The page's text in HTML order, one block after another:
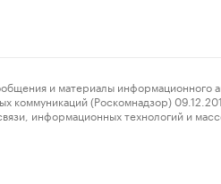
и материалы информационного
коммуникаций (Роскомнадзор)
информационных технологий и